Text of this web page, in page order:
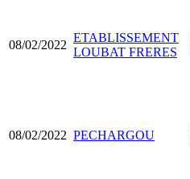
08/02/2022
ETABLISSEMENT
LOUBAT FRERES
08/02/2022 PECHARGOU